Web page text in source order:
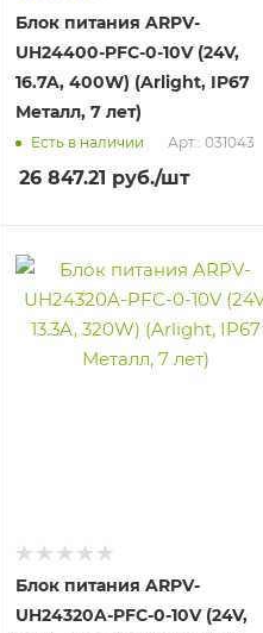
Блок питания ARPV-
UH24400-PFC-0-10V (24V,
16.7A, 400W) (Arlight, IP67
Металл, 7 лет)
Есть в наличии Арт.: 031043
26 847.21 руб./шт
Блок питания ARPV-
UH24320A-PFC-0-10V (24V,